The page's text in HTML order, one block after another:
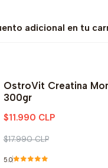
adicional en tu
OstroVit Creatina
300gr
$11.990 CLP
$17.990 CLP
5.0